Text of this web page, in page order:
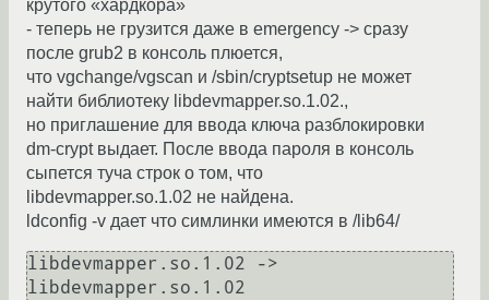
крутого «хардкора»
- теперь не грузится даже в emergency -> сразу
после grub2 в консоль плюется,
что vgchange/vgscan и /sbin/cryptsetup не может
найти библиотеку libdevmapper.so.1.02.,
но приглашение для ввода ключа разблокировки
dm-crypt выдает. После ввода пароля в консоль
сыпется туча строк о том, что
libdevmapper.so.1.02 не найдена.
ldconfig -v дает что симлинки имеются в /lib64/
libdevmapper.so.1.02 ->
libdevmapper.so.1.02